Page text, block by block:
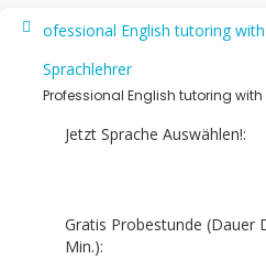
Sprachlehrer
Professional English tutoring
Jetzt Sprache Auswählen!:
Gratis Probestunde (Dauer
Min.):